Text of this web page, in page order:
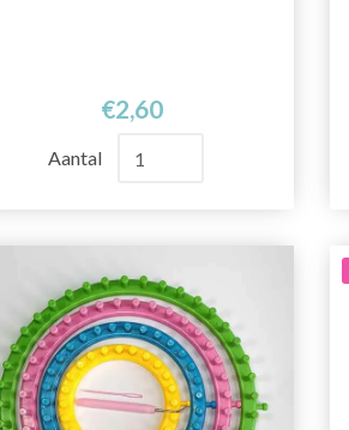
€2,60
Aantal